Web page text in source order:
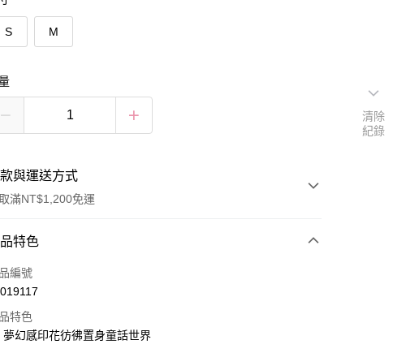
S M
與運送方式
滿NT$1,200免運
款方式
卡一次付款
Pay
特色
編號
特色
夢幻感印花彷彿置身童話世界
清除
紀錄